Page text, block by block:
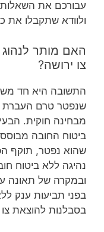
עבורכם את השאלות
ולוודא שתקבלו את
האם מותר
צו ירושה?
התשובה היא חד
שנפטר טרם העברת
מבחינה חוקית.
ביטוח החובה
שהוא נפטר, תוקף
נהיגה ללא ביטוח
ובמקרה של תאונה
בפני תביעות ענק
בסבלנות להוצאת